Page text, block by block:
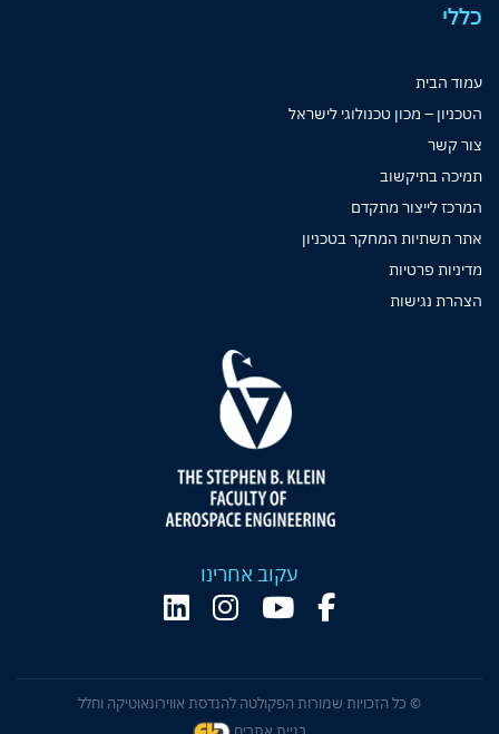
כללי
עמוד הבית
הטכניון – מכון טכנולוגי לישראל
צור קשר
תמיכה בתיקשוב
המרכז לייצור מתקדם
אתר תשתיות המחקר בטכניון
מדיניות פרטיות
הצהרת נגישות
עקוב אחרינו
© כל הזכויות שמורות הפקולטה להנדסת אווירונאוטיקה וחלל